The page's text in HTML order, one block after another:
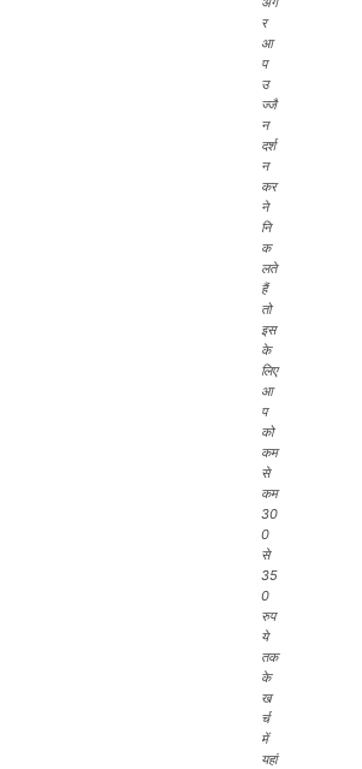
र
आ
प
उ
ज्जै
न
दर्श
न
कर
ने
नि
क
लते
हैं
तो
इस
के
लिए
आ
प
को
कम
से
कम
30
0
से
35
0
रुप
ये
तक
के
ख
र्च
में
यहां